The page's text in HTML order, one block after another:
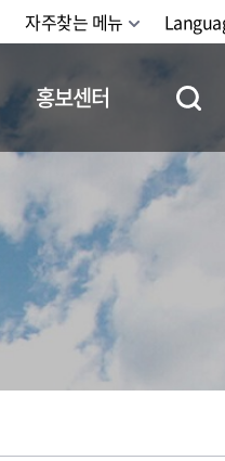
자주찾는 메뉴
홍보센터